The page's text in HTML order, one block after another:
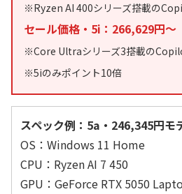
※Ryzen AI 400シリーズ搭載の
セール価格・5i：266,629円～
※Core Ultraシリーズ3搭載の
※5iのみポイント10倍
スペック例：5a・246,345円モ
OS：Windows 11 Home
CPU：Ryzen AI 7 450
GPU：GeForce RTX 5050